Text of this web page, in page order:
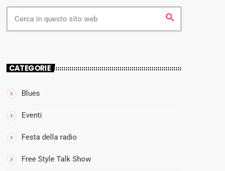
search
CATEGORIE
Blues
Eventi
Festa della radio
Free Style Talk Show